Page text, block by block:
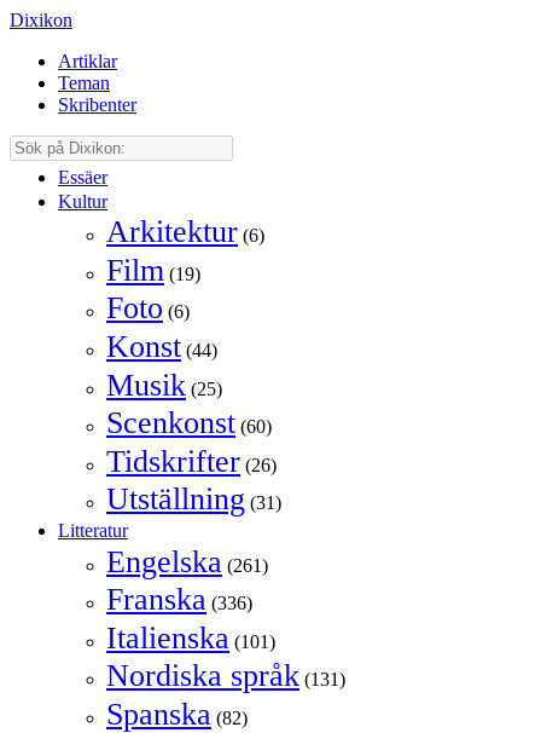
Dixikon
Artiklar
Teman
Skribenter
Essäer
Kultur
Arkitektur (6)
Film (19)
Foto (6)
Konst (44)
Musik (25)
Scenkonst (60)
Tidskrifter (26)
Utställning (31)
Litteratur
Engelska (261)
Franska (336)
Italienska (101)
Nordiska språk (131)
Spanska (82)